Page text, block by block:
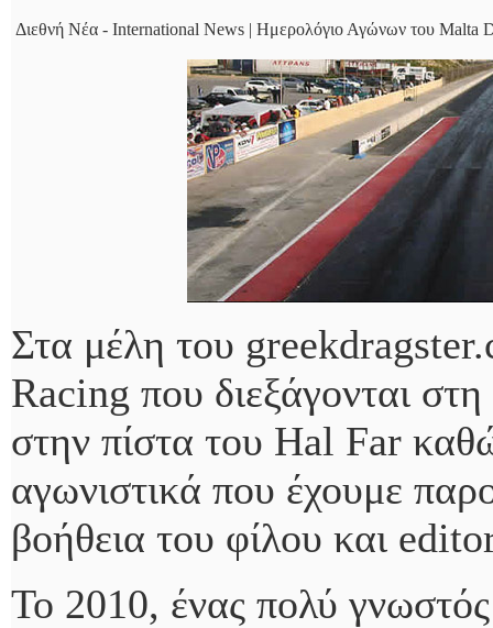
Διεθνή Νέα - International News | Ημερολόγιο Αγώνων του Malta
Στα μέλη του
Racing που διεξάγονται
στην πίστα του Hal Far
αγωνιστικά που έχουμε
βοήθεια του φίλου και
Το 2010, ένας πολύ γνωστός